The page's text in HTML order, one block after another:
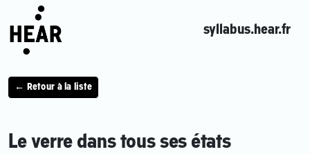
syllabus.hear.fr
← Retour à la liste
Le verre dans tous ses états